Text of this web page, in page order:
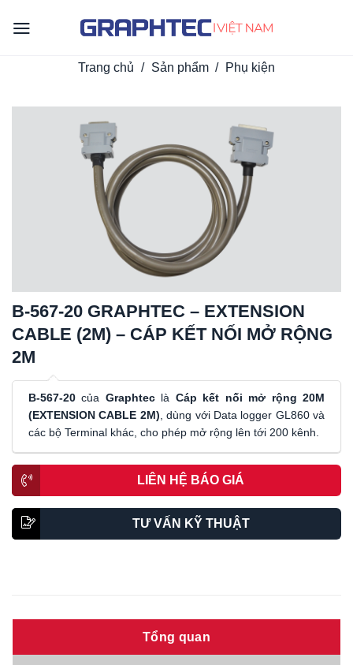
Trang chủ / Sản phẩm / Phụ kiện
B-567-20 GRAPHTEC – EXTENSION
CABLE (2M) – CÁP KẾT NỐI MỞ RỘNG
2M
B-567-20 của Graphteclà Cáp kết nối mở rộng 20M
(EXTENSION CABLE 2M) , dùng với Data logger GL860 và
các bộ Terminal khác, cho phép mở rộng lên tới 200 kênh.
LIÊN HỆ BÁO GIÁ
TƯ VẤN KỸ THUẬT
Tổng quan